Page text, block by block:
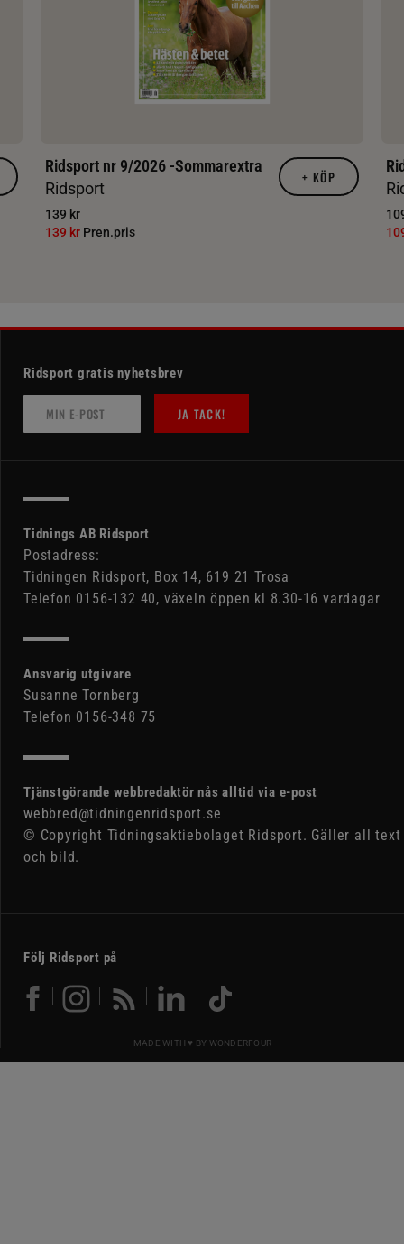
Ridsport nr 9/2026 -Sommarextra
Ridsport
139 kr
139 kr Pren.pris
+ KÖP
Ridsport gratis nyhetsbrev
JA TACK!
Tidnings AB Ridsport
Postadress:
Tidningen Ridsport, Box 14, 619 21 Trosa
Telefon 0156-132 40, växeln öppen kl 8.30-16 vardagar
Ansvarig utgivare
Susanne Tornberg
Telefon 0156-348 75
Tjänstgörande webbredaktör nås alltid via e-post
webbred@tidningenridsport.se
© Copyright Tidningsaktiebolaget Ridsport. Gäller all text
och bild.
Följ Ridsport på
MADE WITH ♥ BY WONDERFOUR